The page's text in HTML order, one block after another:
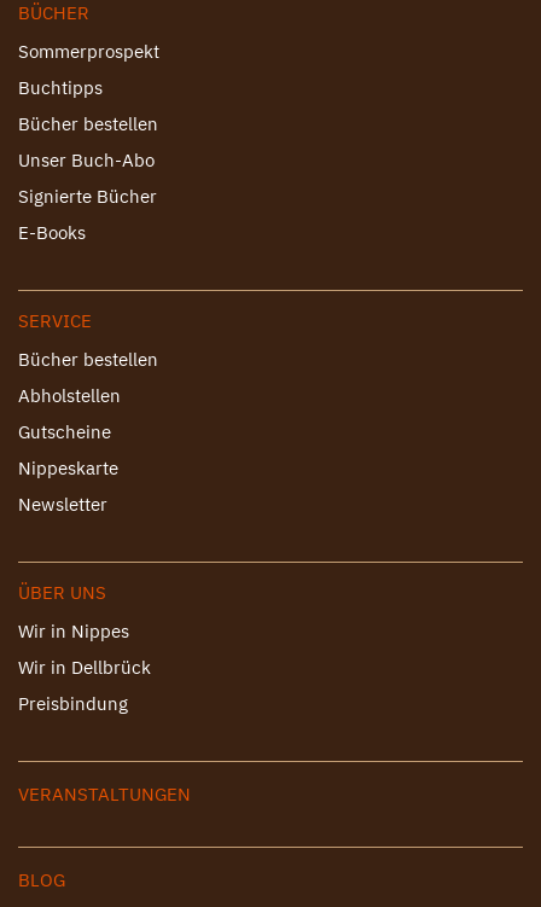
BÜCHER
Sommerprospekt
Buchtipps
Bücher bestellen
Unser Buch-Abo
Signierte Bücher
E-Books
SERVICE
Bücher bestellen
Abholstellen
Gutscheine
Nippeskarte
Newsletter
ÜBER UNS
Wir in Nippes
Wir in Dellbrück
Preisbindung
VERANSTALTUNGEN
BLOG